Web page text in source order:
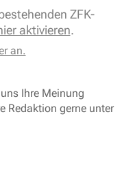
ZFK-
aktivieren.
an.
Ihre Meinung
Redaktion gerne unter